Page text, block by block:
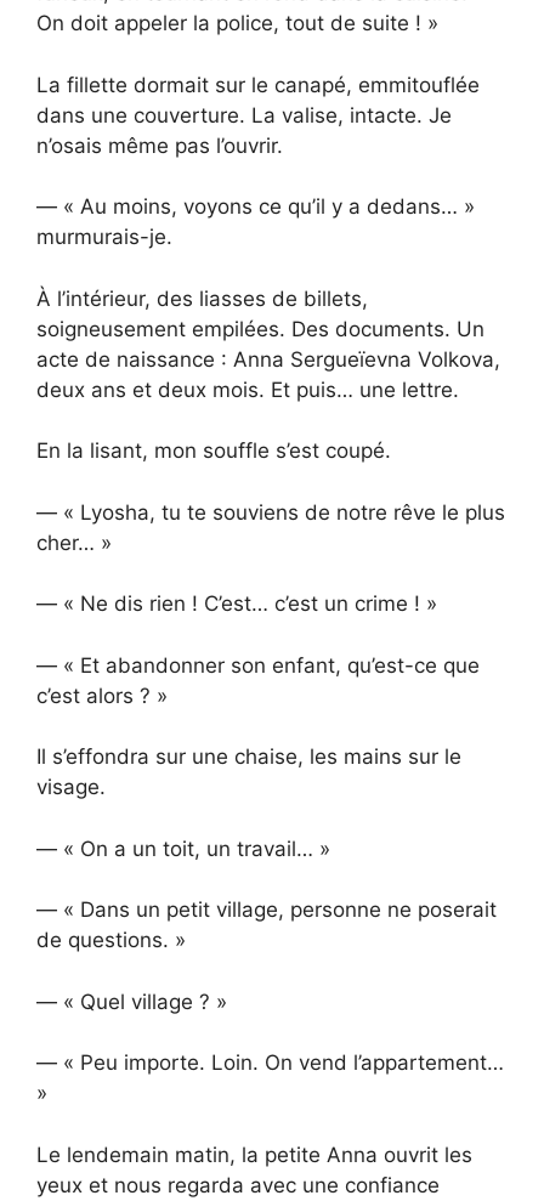
On doit appeler la police, tout de suite ! »
La fillette dormait sur le canapé, emmitouflée
dans une couverture. La valise, intacte. Je
n’osais même pas l’ouvrir.
— « Au moins, voyons ce qu’il y a dedans… »
murmurais-je.
À l’intérieur, des liasses de billets,
soigneusement empilées. Des documents. Un
acte de naissance : Anna Sergueïevna Volkova,
deux ans et deux mois. Et puis… une lettre.
En la lisant, mon souffle s’est coupé.
— « Lyosha, tu te souviens de notre rêve le plus
cher… »
— « Ne dis rien ! C’est… c’est un crime ! »
— « Et abandonner son enfant, qu’est-ce que
c’est alors ? »
Il s’effondra sur une chaise, les mains sur le
visage.
— « On a un toit, un travail… »
— « Dans un petit village, personne ne poserait
de questions. »
— « Quel village ? »
— « Peu importe. Loin. On vend l’appartement…
»
Le lendemain matin, la petite Anna ouvrit les
yeux et nous regarda avec une confiance